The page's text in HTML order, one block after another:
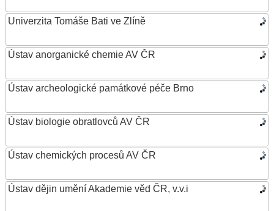
Univerzita Tomáše Bati ve Zlíně
Ústav anorganické chemie AV ČR
Ústav archeologické památkové péče Brno
Ústav biologie obratlovců AV ČR
Ústav chemických procesů AV ČR
Ústav dějin umění Akademie věd ČR, v.v.i